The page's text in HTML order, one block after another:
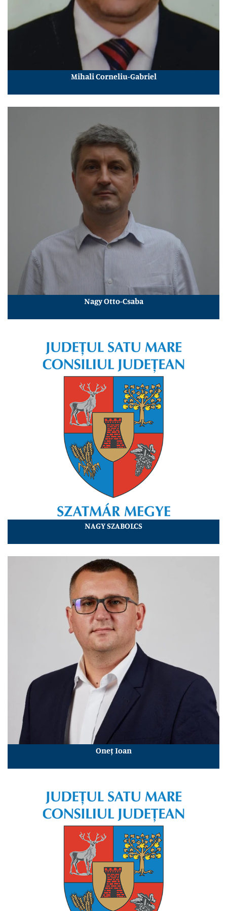
Mihali Corneliu-Gabriel
Nagy Otto-Csaba
NAGY SZABOLCS
Oneț Ioan